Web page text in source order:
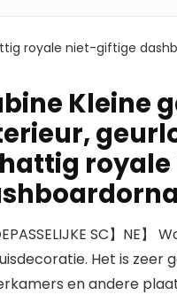
royale niet-giftige
Kleine
SC】NE
Het is zeer
en andere